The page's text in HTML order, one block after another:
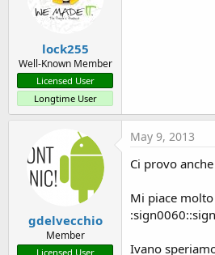
lock255
Well-Known Member
Licensed User
Longtime User
gdelvecchio
Member
Licensed User
May 9, 2013
Ci provo
Mi piace
Ivano